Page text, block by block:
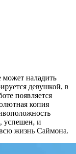
наладить
девушкой, в
появляется
копия
успешен, и
жизнь Саймона.